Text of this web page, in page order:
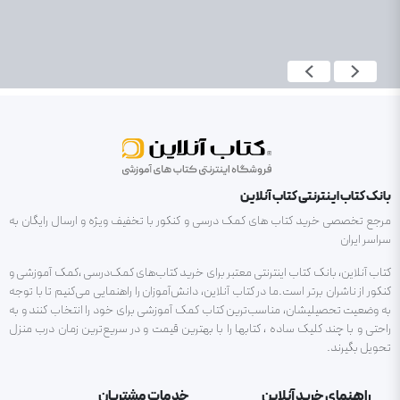
بانک کتاب اینترنتی کتاب آنلاین
مرجع تخصصی خرید کتاب های کمک درسی و کنکور با تخفیف ویژه و ارسال رایگان به
سراسر ایران
کتاب آنلاین، بانک کتاب اینترنتی معتبر برای خرید کتاب‌های کمک‌درسی ،کمک آموزشی و
کنکور از ناشران برتر است.ما در کتاب آنلاین، دانش‌آموزان را راهنمایی می‌کنیم تا با توجه
به وضعیت تحصیلیشان، مناسب‌ترین کتاب کمک آموزشی برای خود را انتخاب کنند و به
راحتی و با چند کلیک ساده ، کتابها را با بهترین قیمت و در سریع‌ترین زمان درب منزل
تحویل بگیرند.